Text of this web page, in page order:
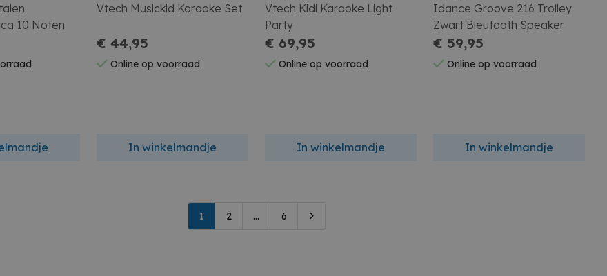
10 Noten
Vtech Musickid Karaoke Set
€ 44,95
Online op voorraad
In winkelmandje
Vtech Kidi Karaoke Light
Party
€ 69,95
Online op voorraad
In winkelmandje
Idance Groove 216 Trolley
Zwart Bleutooth Speaker
€ 59,95
Online op voorraad
In winkelmandje
1 2 ... 6